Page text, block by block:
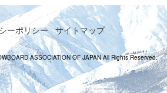
ーポリシー サイトマップ
ASSOCIATION OF JAPAN All Rights Reserved.